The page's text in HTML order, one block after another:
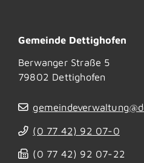
Gemeinde Dettighofen
Berwanger Straße 5
79802 Dettighofen
(0 77 42) 92 07-0
(0 77 42) 92 07-22